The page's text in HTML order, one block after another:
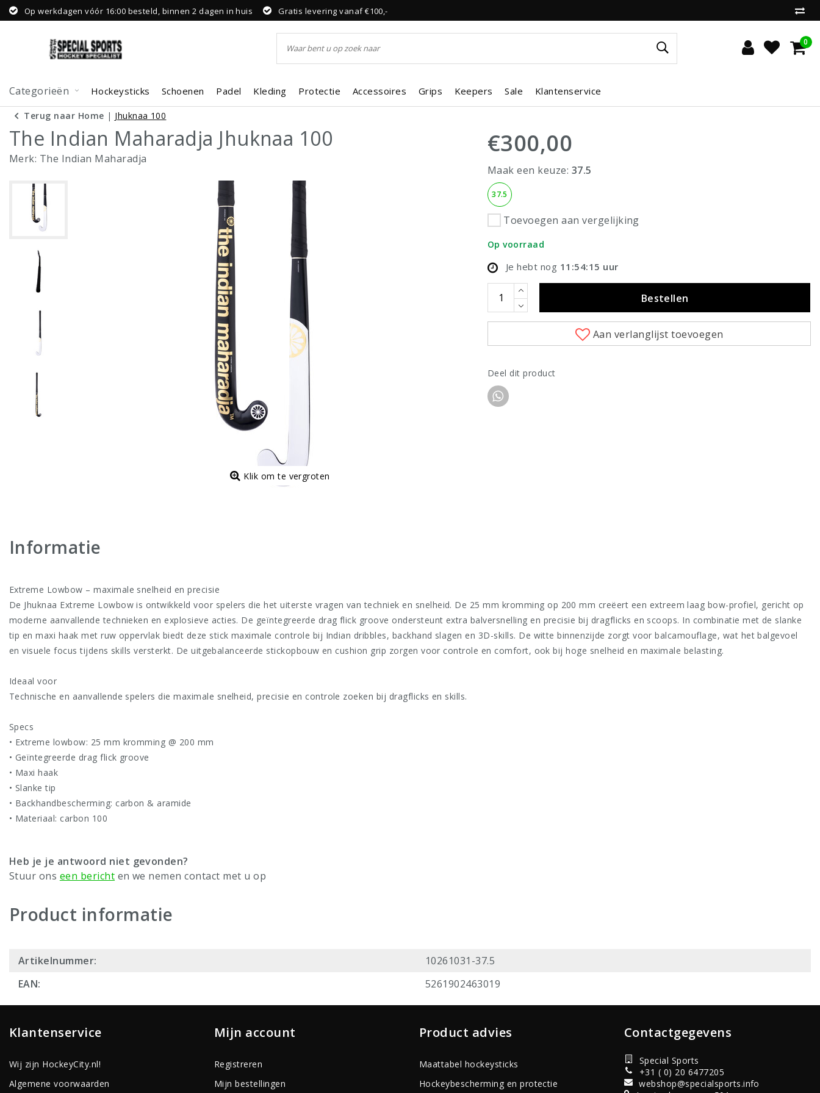
Op werkdagen vóór 16:00 besteld, binnen 2 dagen in huis Gratis levering vanaf €100,-
0
Categorieën Hockeysticks Schoenen Padel Kleding Protectie Accessoires Grips Keepers Sale Klantenservice
Terug naar Home | Jhuknaa 100
The Indian Maharadja Jhuknaa 100
Merk: The Indian Maharadja
Klik om te vergroten
€300,00
Maak een keuze: 37.5
37.5
Toevoegen aan vergelijking
Op voorraad
Je hebt nog 11:54:14 uur
Bestellen
Aan verlanglijst toevoegen
Deel dit product
Informatie
Extreme Lowbow – maximale snelheid en precisie
De Jhuknaa Extreme Lowbow is ontwikkeld voor spelers die het uiterste vragen van techniek en snelheid. De 25 mm kromming op 200 mm creëert een extreem laag bow-profiel, gericht op
moderne aanvallende technieken en explosieve acties. De geïntegreerde drag flick groove ondersteunt extra balversnelling en precisie bij dragflicks en scoops. In combinatie met de slanke
tip en maxi haak met ruw oppervlak biedt deze stick maximale controle bij Indian dribbles, backhand slagen en 3D-skills. De witte binnenzijde zorgt voor balcamouflage, wat het balgevoel
en visuele focus tijdens skills versterkt. De uitgebalanceerde stickopbouw en cushion grip zorgen voor controle en comfort, ook bij hoge snelheid en maximale belasting.
Ideaal voor
Technische en aanvallende spelers die maximale snelheid, precisie en controle zoeken bij dragflicks en skills.
Specs
• Extreme lowbow: 25 mm kromming @ 200 mm
• Geïntegreerde drag flick groove
• Maxi haak
• Slanke tip
• Backhandbescherming: carbon & aramide
• Materiaal: carbon 100
Heb je je antwoord niet gevonden?
Stuur ons een bericht en we nemen contact met u op
Product informatie
Artikelnummer:
10261031-37.5
EAN:
5261902463019
Klantenservice
Wij zijn HockeyCity.nl!
Algemene voorwaarden
Mijn account
Registreren
Mijn bestellingen
Product advies
Maattabel hockeysticks
Hockeybescherming en protectie
Contactgegevens
Special Sports
+31 ( 0) 20 6477205
webshop@specialsports.info